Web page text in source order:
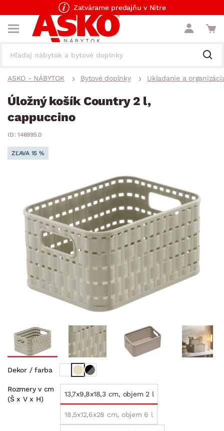
Zatvárame predajňu v Nitre
ASKO - NÁBYTOK Bytové doplnky Ukladanie a
Úložný košík Country 2 l,
cappuccino
ID: 146995.0
ZĽAVA 15 %
Dekor / farba
Rozmery v cm
(Š x V x H)
13,7x9,8x18,3 cm, objem 2 l
18,5x12,6x28 cm, objem 6 l